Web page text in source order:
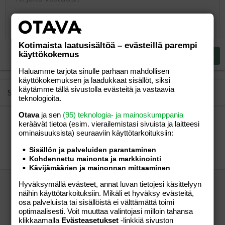
Suurenna sisennystä
10
12
15
18
22
26
Book Antiqua
Courier New
Georgia
Times New Roman
Trebuchet MS
Keskitä
Tasaa oikealle
Justify text
Heading 1
Heading 3
Poista luonnos
Similar threads
"Perttu Jussila piilotti peloissaan homoutensa,
kun hän matkasi Qatariin: ”Merkittävä
turvallisuusriski”"
vierailija
Aihe vapaa
55
Aihe vapaa
03.12.2022
vierailija
Suomalaisten naisten enemmistö joutuisi
vankilaan jos Suomen rikoslaki olisi sama kuin
eräässä musIimivaltiossa
vierailija Aihe vapaa
4
Aihe vapaa
21.11.2022
vierailija
Kotimaista laatusisältöä – evästeillä parempi
käyttökokemus
Haluamme tarjota sinulle parhaan mahdollisen
käyttökokemuksen ja laadukkaat sisällöt, siksi
käytämme tällä sivustolla evästeitä ja vastaavia
teknologioita.
Otavaja sen (95) teknologia- ja mainoskumppania
keräävät tietoa (esim. vierailemis­tasi sivuista ja laitteesi
ominaisuuk­sista) seuraaviin käyttötarkoituksiin:
Sisällön ja palveluiden parantaminen
Kohdennettu mainonta ja markkinointi
Kävijämäärien ja mainonnan mittaaminen
Hyväksymällä evästeet, annat luvan tietojesi käsittelyyn
näihin käyttötarkoituksiin. Mikäli et hyväksy evästeitä,
osa palveluista tai sisällöistä ei välttämättä toimi
optimaalisesti. Voit muuttaa valintojasi milloin tahansa
klikkaamalla Evästeasetukset -linkkiä sivuston